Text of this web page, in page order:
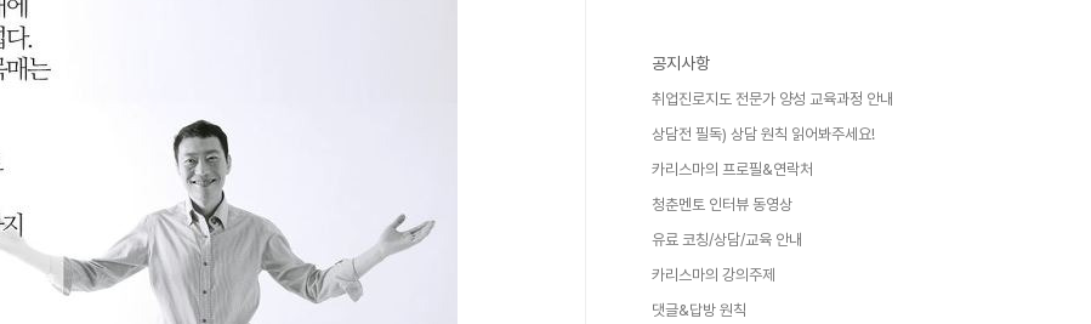
공지사항
취업진로지도 전문가 양성 교육과정 안내
상담전 필독) 상담 원칙 읽어봐주세요!
카리스마의 프로필&연락처
청춘멘토 인터뷰 동영상
유료 코칭/상담/교육 안내
카리스마의 강의주제
댓글&답방 원칙